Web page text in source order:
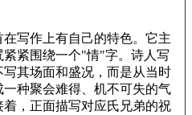
在写作上有自己的特色。它主
紧紧围绕一个"情"字。诗人写
其场面和盛况，而是从当时
一种聚会难得、机不可失的气
，正面描写对应氏兄弟的祝